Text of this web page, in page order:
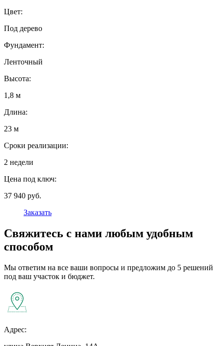
Цвет:
Под дерево
Фундамент:
Ленточный
Высота:
1,8 м
Длина:
23 м
Сроки реализации:
2 недели
Цена под ключ:
37 940 руб.
Заказать
Свяжитесь с нами любым удобным
способом
Мы ответим на все ваши вопросы и предложим до 5 решений
под ваш участок и бюджет.
Адрес: